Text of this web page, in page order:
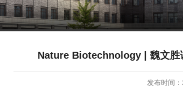
Nature Biotechnology | 魏文胜
发布时间